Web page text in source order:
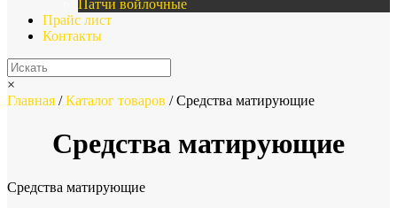
Патчи войлочные
Прайс лист
Контакты
×
Главная /Каталог товаров / Средства матирующие
Средства матирующие
Средства матирующие